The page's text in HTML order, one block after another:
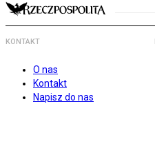
KONTAKT
O nas
Kontakt
Napisz do nas